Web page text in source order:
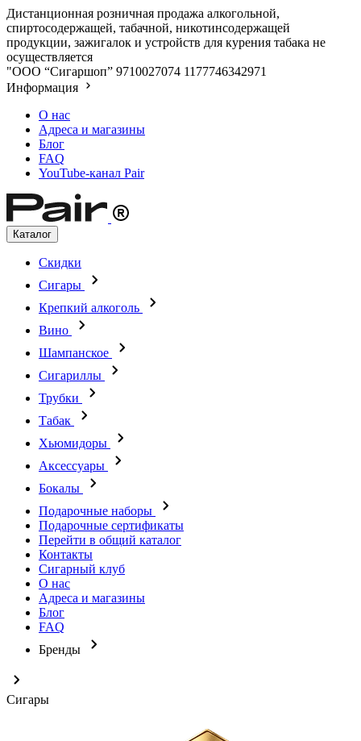
Дистанционная розничная продажа алкогольной,
спиртосодержащей, табачной, никотинсодержащей
продукции, зажигалок и устройств для курения табака не
осуществляется
"ООО “Сигаршоп” 9710027074 1177746342971
Информация
О нас
Адреса и магазины
Блог
FAQ
YouTube-канал Pair
Каталог
Скидки
Сигары
Крепкий алкоголь
Вино
Шампанское
Сигариллы
Трубки
Табак
Хьюмидоры
Аксессуары
Бокалы
Подарочные наборы
Подарочные сертификаты
Перейти в общий каталог
Контакты
Сигарный клуб
О нас
Адреса и магазины
Блог
FAQ
Бренды
Сигары